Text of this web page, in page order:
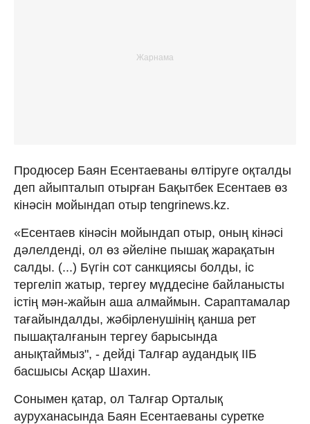
Продюсер Баян Есентаеваны өлтіруге оқталды
деп айыпталып отырған Бақытбек Есентаев өз
кінәсін мойындап отыр tengrinews.kz.
«Есентаев кінәсін мойындап отыр, оның кінәсі
дәлелденді, ол өз әйеліне пышақ жарақатын
салды. (...) Бүгін сот санкциясы болды, іс
тергеліп жатыр, тергеу мүддесіне байланысты
істің мән-жайын аша алмаймын. Сараптамалар
тағайындалды, жәбірленушінің қанша рет
пышақталғанын тергеу барысында
анықтаймыз", - дейді Талғар аудандық ІІБ
басшысы Асқар Шахин.
Сонымен қатар, ол Талғар Орталық
ауруханасында Баян Есентаеваны суретке